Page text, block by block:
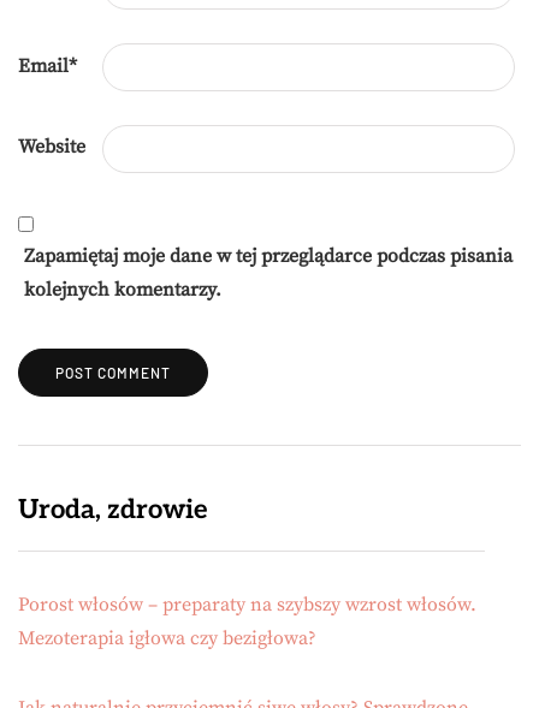
Email*
Website
Zapamiętaj moje dane w tej przeglądarce podczas pisania
kolejnych komentarzy.
Uroda, zdrowie
Porost włosów – preparaty na szybszy wzrost włosów.
Mezoterapia igłowa czy bezigłowa?